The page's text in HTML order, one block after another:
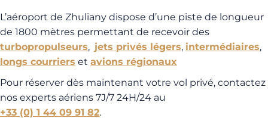
L’aéroport de Zhuliany dispose d’une piste de longueur
de 1800 mètres permettant de recevoir des
turbopropulseurs, jets privés légers, intermédiaires,
longs courriers et avions régionaux
Pour réserver dès maintenant votre vol privé, contactez
nos experts aériens 7J/7 24H/24 au
+33 (0) 1 44 09 91 82.